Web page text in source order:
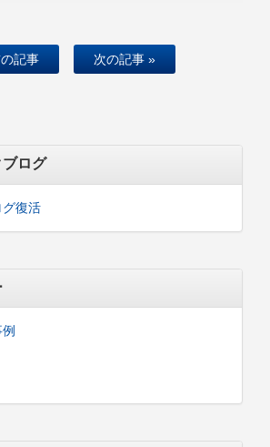
記事 次の記事 »
ブログ
グ復活